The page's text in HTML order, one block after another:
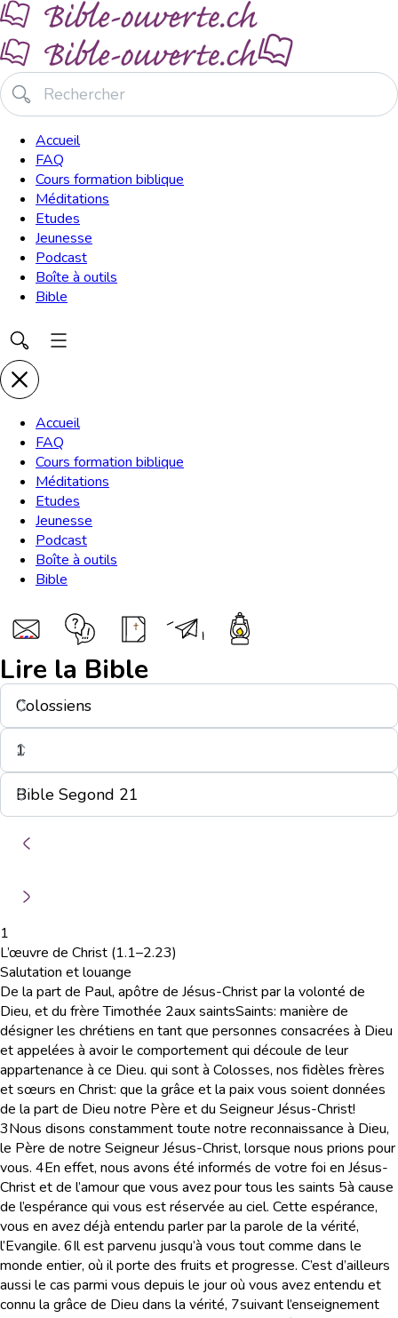
Accueil
FAQ
Cours formation biblique
Méditations
Etudes
Jeunesse
Podcast
Boîte à outils
Bible
Accueil
FAQ
Cours formation biblique
Méditations
Etudes
Jeunesse
Podcast
Boîte à outils
Bible
Lire la Bible
1
L’œuvre de Christ (1.1–2.23)
Salutation et louange
De la part de Paul, apôtre de Jésus-Christ par la volonté de
Dieu, et du frère Timothée 2aux saintsSaints: manière de
désigner les chrétiens en tant que personnes consacrées à Dieu
et appelées à avoir le comportement qui découle de leur
appartenance à ce Dieu. qui sont à Colosses, nos fidèles frères
et sœurs en Christ: que la grâce et la paix vous soient données
de la part de Dieu notre Père et du Seigneur Jésus-Christ!
3Nous disons constamment toute notre reconnaissance à Dieu,
le Père de notre Seigneur Jésus-Christ, lorsque nous prions pour
vous. 4En effet, nous avons été informés de votre foi en Jésus-
Christ et de l’amour que vous avez pour tous les saints 5à cause
de l’espérance qui vous est réservée au ciel. Cette espérance,
vous en avez déjà entendu parler par la parole de la vérité,
l’Evangile. 6Il est parvenu jusqu’à vous tout comme dans le
monde entier, où il porte des fruits et progresse. C’est d’ailleurs
aussi le cas parmi vous depuis le jour où vous avez entendu et
connu la grâce de Dieu dans la vérité, 7suivant l’enseignement